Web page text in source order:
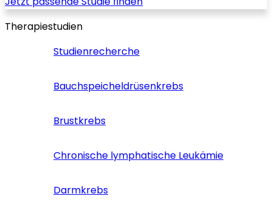
Therapiestudien
Studienrecherche
Bauchspeicheldrüsenkrebs
Brustkrebs
Chronische lymphatische Leukämie
Darmkrebs